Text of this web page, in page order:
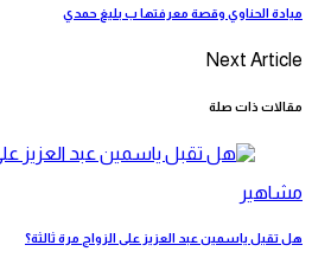
ميادة الحناوي وقصة معرفتها ب بليغ حمدي
Next Article
مقالات ذات صلة
مشاهير
هل تقبل ياسمين عبد العزيز على الزواج مرة ثالثة؟